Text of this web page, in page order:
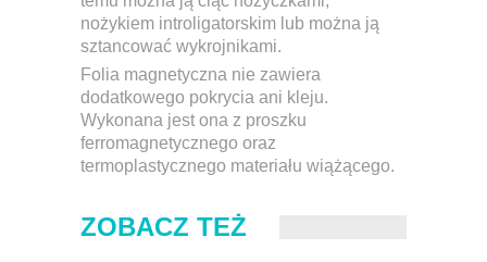
nożykiem introligatorskim lub można ją
sztancować wykrojnikami.
Folia magnetyczna nie zawiera
dodatkowego pokrycia ani kleju.
Wykonana jest ona z proszku
ferromagnetycznego oraz
termoplastycznego materiału wiążącego.
ZOBACZ TEŻ